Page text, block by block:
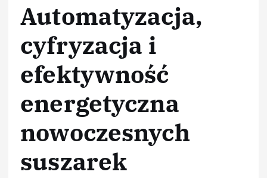
Automatyzacja,
cyfryzacja i
efektywność
energetyczna
nowoczesnych
suszarek